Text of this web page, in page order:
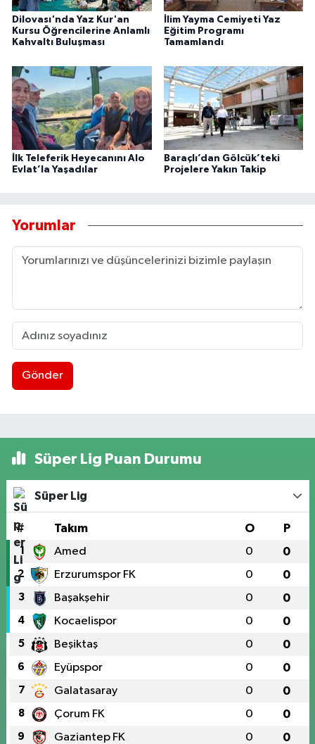
Dilovası'nda Yaz Kur'an
Kursu Öğrencilerine Anlamlı
Kahvaltı Buluşması
İlim Yayma Cemiyeti Yaz
Eğitim Programı
Tamamlandı
İlk Teleferik Heyecanını Alo
Evlat’la Yaşadılar
Baraçlı’dan Gölcük’teki
Projelere Yakın Takip
Yorumlar
Gönder
Süper Lig Puan Durumu
Süper Lig
# Takım O P
1 Amed 0 0
2 Erzurumspor FK 0 0
3 Başakşehir 0 0
4 Kocaelispor 0 0
5 Beşiktaş 0 0
6 Eyüpspor 0 0
7 Galatasaray 0 0
8 Çorum FK 0 0
9 Gaziantep FK 0 0